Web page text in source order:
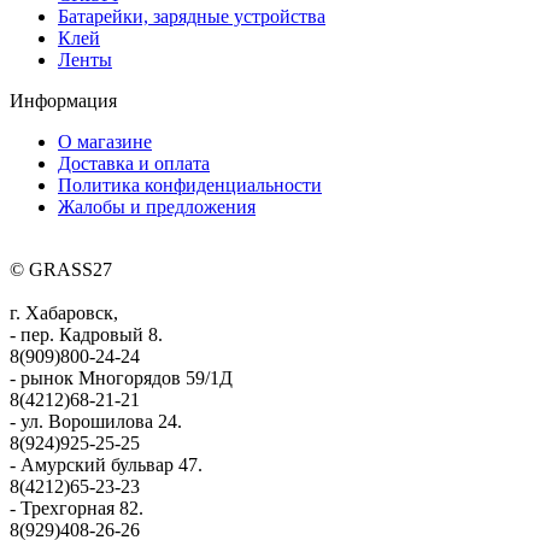
Батарейки, зарядные устройства
Клей
Ленты
Информация
О магазине
Доставка и оплата
Политика конфиденциальности
Жалобы и предложения
© GRASS27
г. Хабаровск,
- пер. Кадровый 8.
8(909)800-24-24
- рынок Многорядов 59/1Д
8(4212)68-21-21
- ул. Ворошилова 24.
8(924)925-25-25
- Амурский бульвар 47.
8(4212)65-23-23
- Трехгорная 82.
8(929)408-26-26